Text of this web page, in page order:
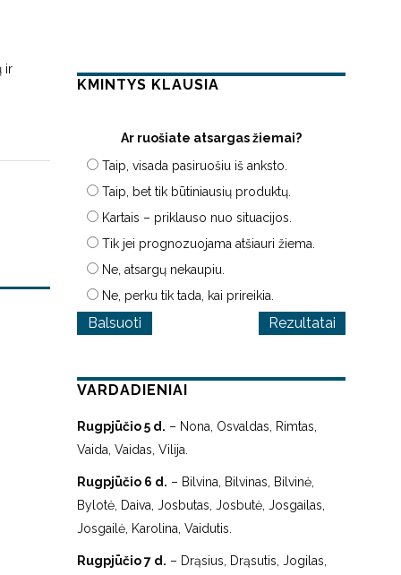
ir
KMINTYS KLAUSIA
Ar ruošiate atsargas žiemai?
Taip, visada pasiruošiu iš anksto.
Taip, bet tik būtiniausių produktų.
Kartais – priklauso nuo situacijos.
Tik jei prognozuojama atšiauri žiema.
Ne, atsargų nekaupiu.
Ne, perku tik tada, kai prireikia.
Rezultatai
VARDADIENIAI
Rugpjūčio 5 d. – Nona, Osvaldas, Rimtas,
Vaida, Vaidas, Vilija.
Rugpjūčio 6 d. – Bilvina, Bilvinas, Bilvinė,
Bylotė, Daiva, Josbutas, Josbutė, Josgailas,
Josgailė, Karolina, Vaidutis.
Rugpjūčio 7 d. – Drąsius, Drąsutis, Jogilas,